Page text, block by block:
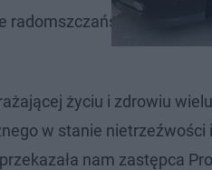
(woj.
życiu i zdrowiu
w stanie nietrzeźwości
nam zastępca